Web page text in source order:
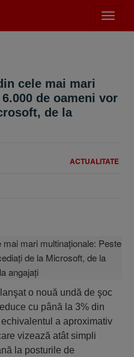
meniu
cele mai mari
de oameni vor
de la
ACTUALITATE
o nouă undă de şoc
cu până la 3% din
a aproximativ
vizează atât simpli
la posturile de